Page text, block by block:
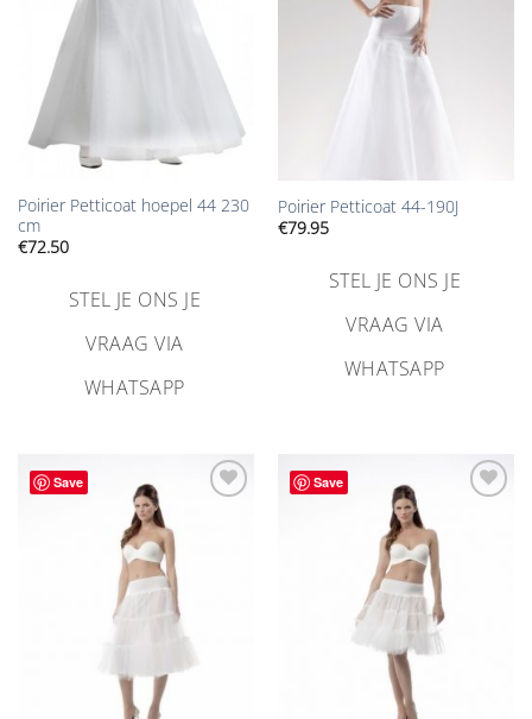
Poirier Petticoat hoepel 44 230
cm
€72.50
STEL JE ONS JE
VRAAG VIA
WHATSAPP
Poirier Petticoat 44-190J
€79.95
STEL JE ONS JE
VRAAG VIA
WHATSAPP
Save
verlanglijst
toevoegen
Save
verlanglijst
toevoegen